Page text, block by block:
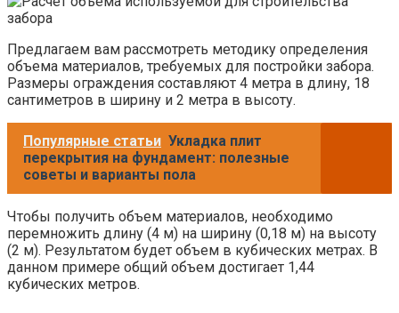
Предлагаем вам рассмотреть методику определения
объема материалов, требуемых для постройки забора.
Размеры ограждения составляют 4 метра в длину, 18
сантиметров в ширину и 2 метра в высоту.
Популярные статьи Укладка плит
перекрытия на фундамент: полезные
советы и варианты пола
Чтобы получить объем материалов, необходимо
перемножить длину (4 м) на ширину (0,18 м) на высоту
(2 м). Результатом будет объем в кубических метрах. В
данном примере общий объем достигает 1,44
кубических метров.